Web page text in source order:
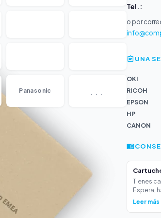
Panasonic ...
Tel.:
o por
UNA
OKI
RICOH
EPSON
HP
CANON
Tienes
Espera,
Leer